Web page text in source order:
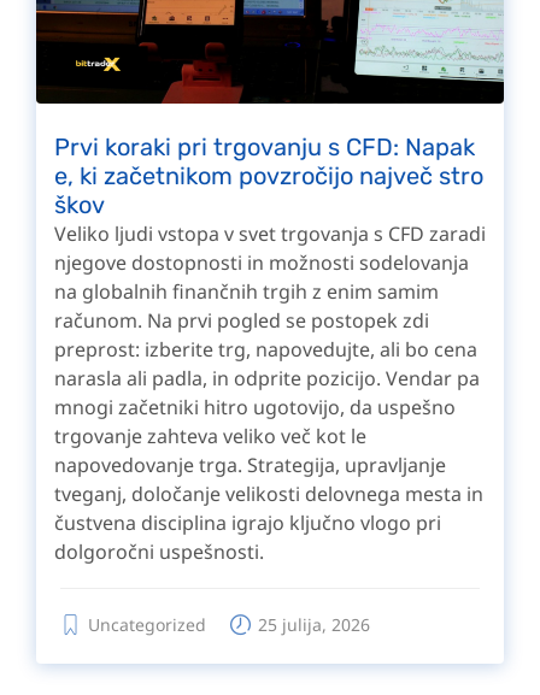
Prvi koraki pri trgovanju s CFD: Napak
e, ki začetnikom povzročijo največ stro
škov
Veliko ljudi vstopa v svet trgovanja s CFD zaradi
njegove dostopnosti in možnosti sodelovanja
na globalnih finančnih trgih z enim samim
računom. Na prvi pogled se postopek zdi
preprost: izberite trg, napovedujte, ali bo cena
narasla ali padla, in odprite pozicijo. Vendar pa
mnogi začetniki hitro ugotovijo, da uspešno
trgovanje zahteva veliko več kot le
napovedovanje trga. Strategija, upravljanje
tveganj, določanje velikosti delovnega mesta in
čustvena disciplina igrajo ključno vlogo pri
dolgoročni uspešnosti.
Uncategorized 25 julija, 2026